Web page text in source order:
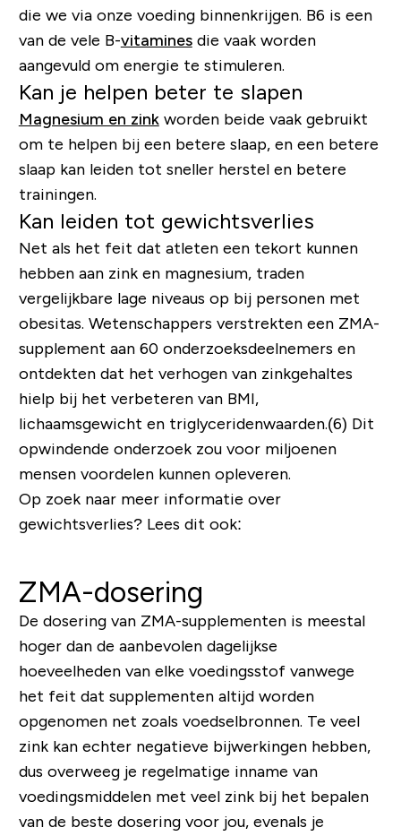
die we via onze voeding binnenkrijgen. B6 is een
van de vele B-vitaminesdie vaak worden
aangevuld om energie te stimuleren.
Kan je helpen beter te slapen
Magnesium en zinkworden beide vaak gebruikt
om te helpen bij een betere slaap, en een betere
slaap kan leiden tot sneller herstel en betere
trainingen.
Kan leiden tot gewichtsverlies
Net als het feit dat atleten een tekort kunnen
hebben aan zink en magnesium, traden
vergelijkbare lage niveaus op bij personen met
obesitas. Wetenschappers verstrekten een ZMA-
supplement aan 60 onderzoeksdeelnemers en
ontdekten dat het verhogen van zinkgehaltes
hielp bij het verbeteren van BMI,
lichaamsgewicht en triglyceridenwaarden.(6) Dit
opwindende onderzoek zou voor miljoenen
mensen voordelen kunnen opleveren.
Op zoek naar meer informatie over
gewichtsverlies? Lees dit ook:
ZMA-dosering
De dosering van ZMA-supplementen is meestal
hoger dan de aanbevolen dagelijkse
hoeveelheden van elke voedingsstof vanwege
het feit dat supplementen altijd worden
opgenomen net zoals voedselbronnen. Te veel
zink kan echter negatieve bijwerkingen hebben,
dus overweeg je regelmatige inname van
voedingsmiddelen met veel zink bij het bepalen
van de beste dosering voor jou, evenals je